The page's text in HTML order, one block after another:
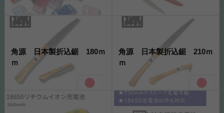
角源 日本製折込鋸 180ｍ
ｍ
角源 日本製折込鋸 210ｍ
ｍ